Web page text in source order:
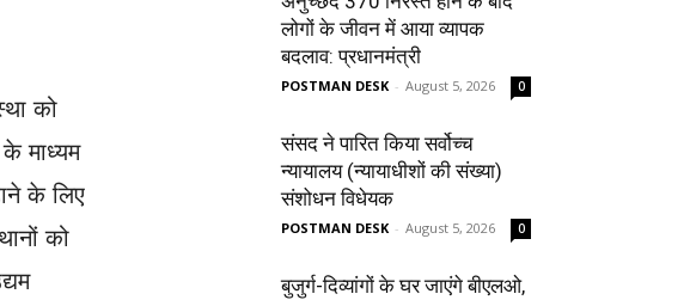
को
के माध्यम
के लिए
को
लोगों के जीवन में आया व्यापक
बदलाव: प्रधानमंत्री
POSTMAN DESK - August 5, 2026 0
संसद ने पारित किया सर्वोच्च
न्यायालय (न्यायाधीशों की संख्या)
संशोधन विधेयक
POSTMAN DESK - August 5, 2026 0
बुजुर्ग-दिव्यांगों के घर जाएंगे बीएलओ,